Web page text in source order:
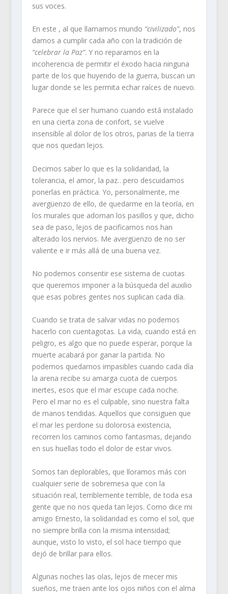
sus voces.
En este , al que llamamos mundo “civilizado”, nos
damos a cumplir cada año con la tradición de
“celebrar la Paz”. Y no reparamos en la
incoherencia de permitir el éxodo hacia ninguna
parte de los que huyendo de la guerra, buscan un
lugar donde se les permita echar raíces de nuevo.
Parece que el ser humano cuando está instalado
en una cierta zona de confort, se vuelve
insensible al dolor de los otros, parias de la tierra
que nos quedan lejos.
Decimos saber lo que es la solidaridad, la
tolerancia, el amor, la paz…pero descuidamos
ponerlas en práctica. Yo, personalmente, me
avergüenzo de ello, de quedarme en la teoría, en
los murales que adornan los pasillos y que, dicho
sea de paso, lejos de pacificarnos nos han
alterado los nervios. Me avergüenzo de no ser
valiente e ir más allá de una buena vez.
No podemos consentir ese sistema de cuotas
que queremos imponer a la búsqueda del auxilio
que esas pobres gentes nos suplican cada día.
Cuando se trata de salvar vidas no podemos
hacerlo con cuentagotas. La vida, cuando está en
peligro, es algo que no puede esperar, porque la
muerte acabará por ganar la partida. No
podemos quedarnos impasibles cuando cada día
la arena recibe su amarga cuota de cuerpos
inertes, esos que el mar escupe cada noche.
Pero el mar no es el culpable, sino nuestra falta
de manos tendidas. Aquellos que consiguen que
el mar les perdone su dolorosa existencia,
recorren los caminos como fantasmas, dejando
en sus huellas todo el dolor de estar vivos.
Somos tan deplorables, que lloramos más con
cualquier serie de sobremesa que con la
situación real, terriblemente terrible, de toda esa
gente que no nos queda tan lejos. Como dice mi
amigo Ernesto, la solidaridad es como el sol, que
no siempre brilla con la misma intensidad;
aunque, visto lo visto, el sol hace tiempo que
dejó de brillar para ellos.
Algunas noches las olas, lejos de mecer mis
sueños, me traen ante los ojos niños con el alma